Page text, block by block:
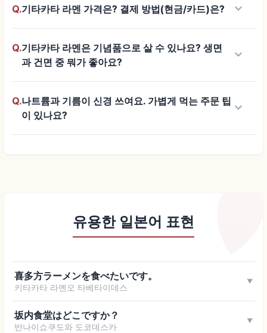
Q.기타카타 라멘 가격은? 결제 방법(현금/카드)은? keyboard_arrow_down
Q.기타카타 라멘은 기념품으로 살 수 있나요? 생면
과 건면 중 뭐가 좋아요?
keyboard_arrow_down
Q.나트륨과 기름이 신경 쓰여요. 가볍게 먹는 주문 팁
이 있나요?
keyboard_arrow_down
유용한 일본어 표현
喜多方ラーメンを食べたいです。
키타카타 라멘오 타베타이데스
▼
坂内食堂はどこですか？
반나이쇼쿠도와 도코데스카
▼